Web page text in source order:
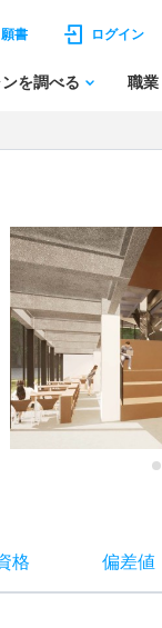
書 ログイン
を調べる 職業
格 偏差値